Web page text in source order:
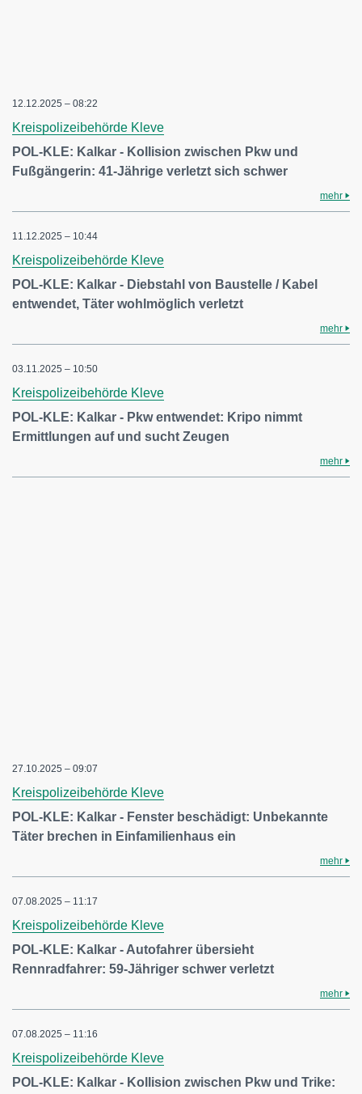
12.12.2025 – 08:22
Kreispolizeibehörde Kleve
POL-KLE: Kalkar - Kollision zwischen Pkw und
Fußgängerin: 41-Jährige verletzt sich schwer
mehr
11.12.2025 – 10:44
Kreispolizeibehörde Kleve
POL-KLE: Kalkar - Diebstahl von Baustelle / Kabel
entwendet, Täter wohlmöglich verletzt
mehr
03.11.2025 – 10:50
Kreispolizeibehörde Kleve
POL-KLE: Kalkar - Pkw entwendet: Kripo nimmt
Ermittlungen auf und sucht Zeugen
mehr
27.10.2025 – 09:07
Kreispolizeibehörde Kleve
POL-KLE: Kalkar - Fenster beschädigt: Unbekannte
Täter brechen in Einfamilienhaus ein
mehr
07.08.2025 – 11:17
Kreispolizeibehörde Kleve
POL-KLE: Kalkar - Autofahrer übersieht
Rennradfahrer: 59-Jähriger schwer verletzt
mehr
07.08.2025 – 11:16
Kreispolizeibehörde Kleve
POL-KLE: Kalkar - Kollision zwischen Pkw und Trike: